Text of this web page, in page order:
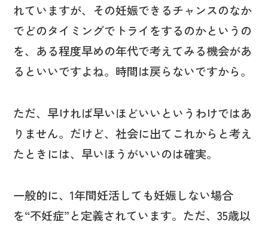
れていますが、その妊娠できるチャンスのなか
でどのタイミングでトライをするのかというの
を、ある程度早めの年代で考えてみる機会があ
るといいですよね。時間は戻らないですから。
ただ、早ければ早いほどいいというわけではあ
りません。だけど、社会に出てこれからと考え
たときには、早いほうがいいのは確実。
一般的に、1年間妊活しても妊娠しない場合
を“不妊症”と定義されています。ただ、35歳以